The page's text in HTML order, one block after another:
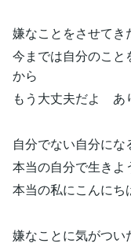
嫌なことをさせて
今までは自分のこ
から
もう大丈夫だよ あ
自分でない自分にな
本当の自分で生きよ
本当の私にこんにち
嫌なことに気がつい